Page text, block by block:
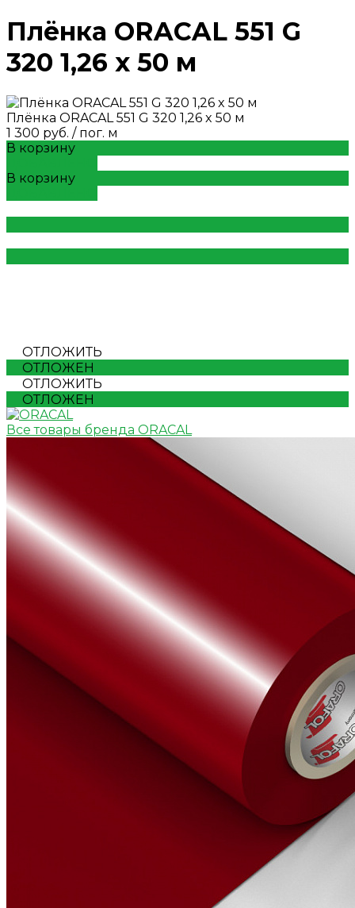
Плёнка ORACAL 551 G
320 1,26 x 50 м
Плёнка ORACAL 551 G 320 1,26 x 50 м
1 300 руб. / пог. м
В корзину
В корзину
ОТЛОЖИТЬ
ОТЛОЖЕН
ОТЛОЖИТЬ
ОТЛОЖЕН
Все товары бренда ORACAL